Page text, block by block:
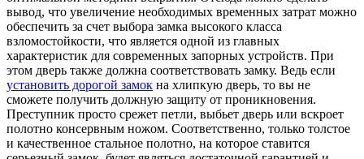
вывод, что увеличение необходимых временных затрат можно
обеспечить за счет выбора замка высокого класса
взломостойкости, что является одной из главных
характеристик для современных запорных устройств. При
этом дверь также должна соответствовать замку. Ведь если
установить дорогой замок на хлипкую дверь, то вы не
сможете получить должную защиту от проникновения.
Преступник просто срежет петли, выбьет дверь или вскроет
полотно консервным ножом. Соответственно, только толстое
и качественное стальное полотно, на которое ставится